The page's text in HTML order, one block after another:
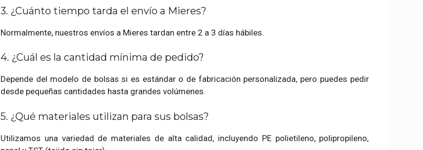
3. ¿Cuánto tiempo tarda el envío a Mieres?
Normalmente, nuestros envíos a Mieres tardan entre 2 a 3 días hábiles.
4. ¿Cuál es la cantidad mínima de pedido?
Depende del modelo de bolsas si es estándar o de fabricación personalizada, pero puedes pedir
desde pequeñas cantidades hasta grandes volúmenes.
5. ¿Qué materiales utilizan para sus bolsas?
Utilizamos una variedad de materiales de alta calidad, incluyendo PE polietileno, polipropileno,